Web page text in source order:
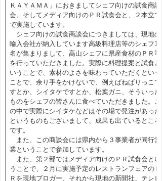
ＫＡＹＡＭＡ」におきましてシェフ向けの試食商談
会、そしてメディア向けのＰＲ試食会と、２本立て
で実施しています。
シェフ向けの試食商談会につきましては、現地の
輸入会社が納入しています高級料理店等のシェフ12
名が集まりまして、高山シェフに県産食材のＰＲ等
を行っていただきました。実際に料理提案と試食と
いうことで、素材のよさを味わっていただくという
ことで、余り手をかけないで、例えばねばりっこで
すとか、シイタケですとか、松葉ガニ、そういった
ものをシェフの皆さんに食べていただきました。こ
の中で実際にシイタケなどはその場で発注があった
というものもございまして、成果も出ているところ
です。
また、この商談会には県内から３事業者が同行営
業ということで参加しています。
また、第２部ではメディア向けのＰＲ試食会とい
うことで、２月に実施予定のレストランフェアのＰ
Ｒを現地ブロガー、それから現地の新聞社、テレビ